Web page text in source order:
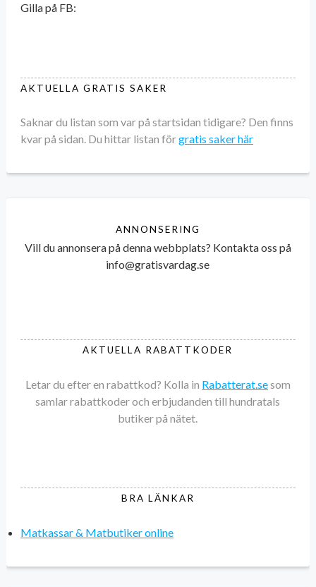
Gilla på FB:
AKTUELLA GRATIS SAKER
Saknar du listan som var på startsidan tidigare? Den finns
kvar på sidan. Du hittar listan förgratis saker här
ANNONSERING
Vill du annonsera på denna webbplats? Kontakta oss på
info@gratisvardag.se
AKTUELLA RABATTKODER
Letar du efter en rabattkod? Kolla in Rabatterat.sesom
samlar rabattkoder och erbjudanden till hundratals
butiker på nätet.
BRA LÄNKAR
Matkassar & Matbutiker online